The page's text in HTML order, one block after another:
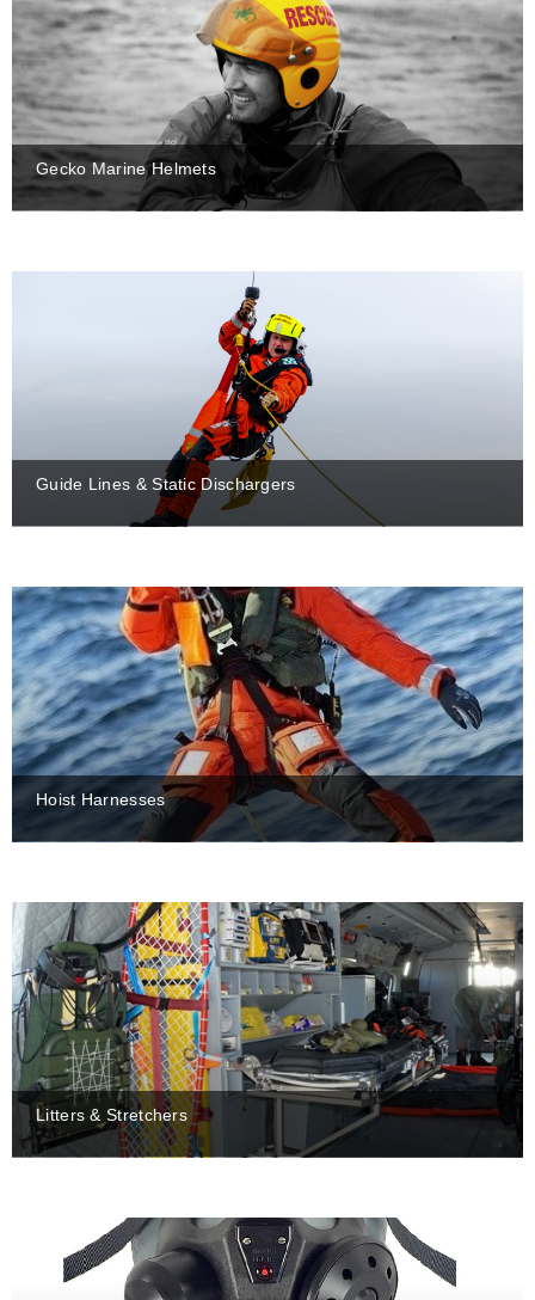
Gecko Marine Helmets
Guide Lines & Static Dischargers
Hoist Harnesses
Litters & Stretchers